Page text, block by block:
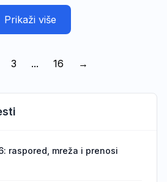
Prikaži više
3 ... 16 →
raspored, mreža i prenosi